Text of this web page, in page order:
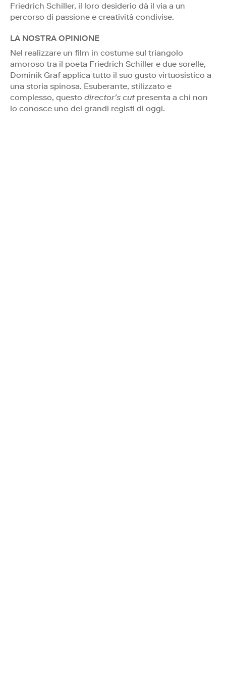
Friedrich Schiller, il loro desiderio dà il via a un
percorso di passione e creatività condivise.
LA NOSTRA OPINIONE
Nel realizzare un film in costume sul triangolo
amoroso tra il poeta Friedrich Schiller e due sorelle,
Dominik Graf applica tutto il suo gusto virtuosistico a
una storia spinosa. Esuberante, stilizzato e
complesso, questo director’s cutpresenta a chi non
lo conosce uno dei grandi registi di oggi.